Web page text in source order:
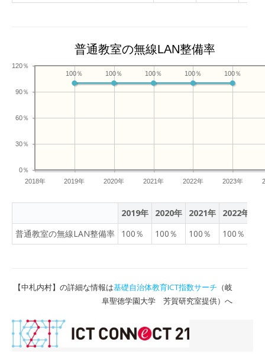
市では、2024年度だけで
の予算を2000万円と見込
3000万円の追加予算を決
めた。 帯広市の教育委員会
では、タブレットを落とさ
して授業を受けていた。 タ
ブレットに意識するあま
からはみ出てしまい、先生
はそれをよけながら歩かざ
るを得なくなっている。
科書などを）いろいろ広げ
る時に、いちいち落ちちゃ
ることがあります」（いず
普通教室の無線LAN整備率
2018年 2019年 2020年 2021年 2022年 2023年
0％
30％
60％
90％
120％
100％
100％
100％
100％
100％
2019年 2020年 2021年 2022年
普通教室の無線LAN整備率
100％ 100％ 100％ 100％
【中札内村】の詳細な情報は基礎自治体教育ICT指数サーチ （岐
阜聖徳学園大学 芳賀研究室提供）へ